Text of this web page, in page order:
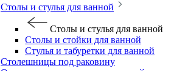
Столы и стулья для ванной
Столы и стулья для ванной
Столы и стойки для ванной
Стулья и табуретки для ванной
Столешницы под раковину